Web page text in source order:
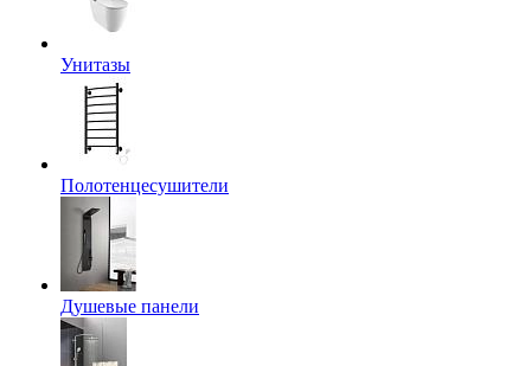
Унитазы
Полотенцесушители
Душевые панели